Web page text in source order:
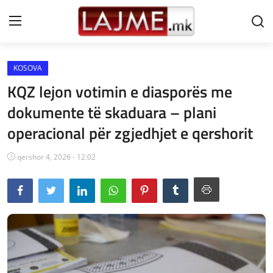
Shtëpi
LAJME MAQEDONI
SHQIPERI
KOSOVA
LAJME NGA BOTA
SHOWBIZ
SPORT
SHENDETI
KOSOVA
KQZ lejon votimin e diasporës me
dokumente të skaduara – plani
operacional për zgjedhjet e qershorit
qershor 4, 2026 - 12:02